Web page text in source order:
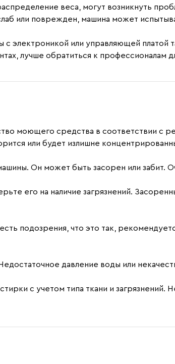
веса, могут возникнуть
или поврежден, машина может
с электроникой или управляющей платой
лучше обратиться к профессионалам
моющего средства в соответствии с
или будет излишне
Он может быть засорен или забит.
его на наличие загрязнений.
подозрения, что это так,
давление воды или
с учетом типа ткани и